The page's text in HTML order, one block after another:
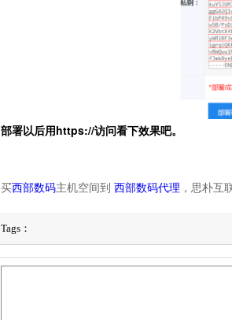
部署以后用https://访问看下效果吧。
买西部数码主机空间到 西部数码代理 ，思朴互
Tags：